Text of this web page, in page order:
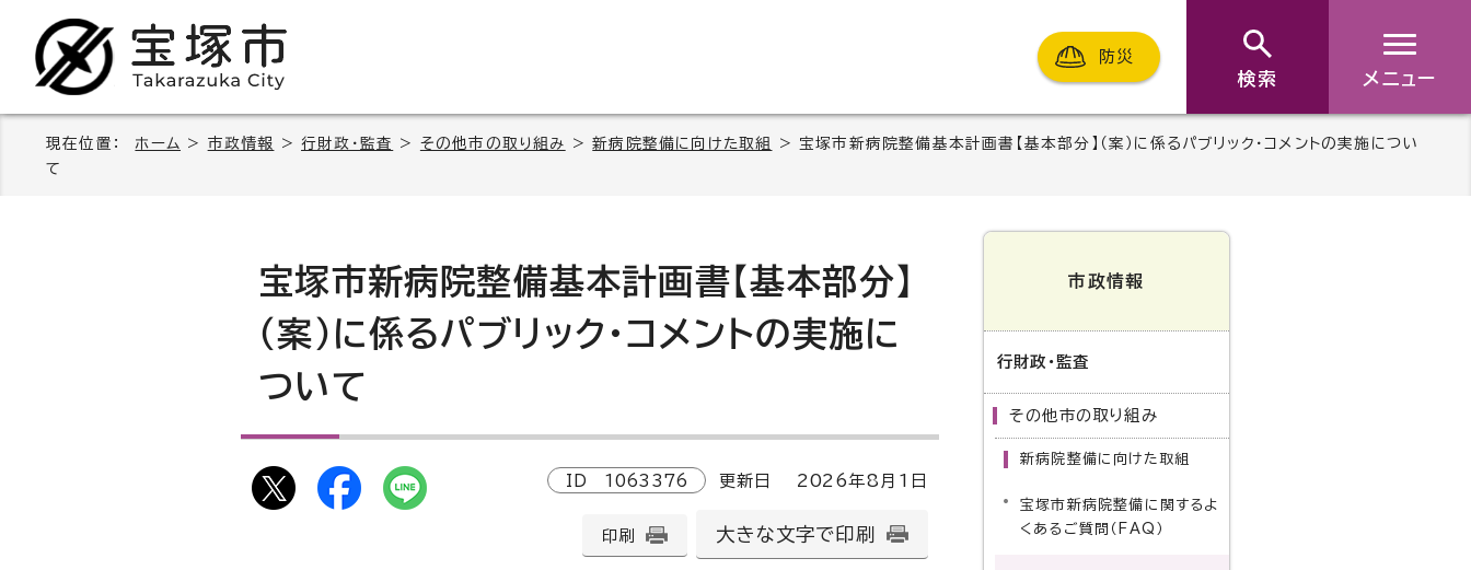
防災
検索 メニュー
現在位置： ホーム > 市政情報 >行財政・監査 > その他市の取り組み >新病院整備に向けた取組
> 宝塚市新病院整備基本計画書【基本部分】（案）に係るパブリック・コメントの実施につい
て
宝塚市新病院整備基本計画書【基本部分】
（案）に係るパブリック・コメントの実施に
ついて
ID 1063376 更新日 2026年8月1日
印刷 大きな文字で印刷
市政情報
行財政・監査
その他市の取り組み
新病院整備に向けた取組
宝塚市新病院整備に関するよ
くあるご質問（FAQ）